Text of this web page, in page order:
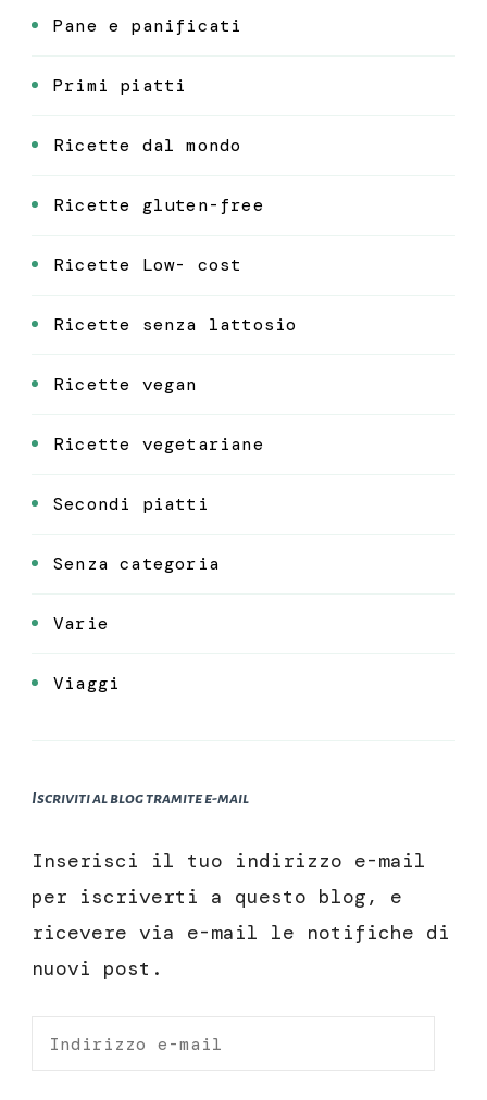
Pane e panificati
Primi piatti
Ricette dal mondo
Ricette gluten-free
Ricette Low- cost
Ricette senza lattosio
Ricette vegan
Ricette vegetariane
Secondi piatti
Senza categoria
Varie
Viaggi
Iscriviti al blog tramite e-mail
Inserisci il tuo indirizzo e-mail
per iscriverti a questo blog, e
ricevere via e-mail le notifiche di
nuovi post.
Indirizzo